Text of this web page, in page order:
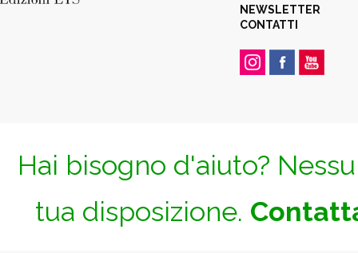
NEWSLETTER
CONTATTI
Hai bisogno d'aiuto?
tua disposizione.